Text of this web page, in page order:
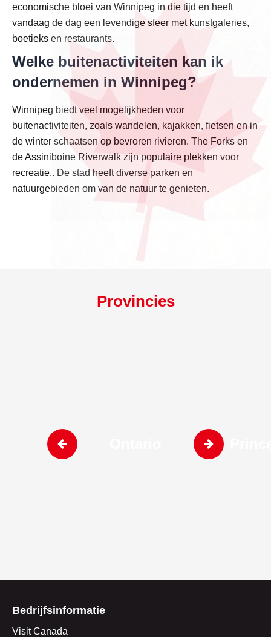
economische bloei van Winnipeg in die tijd en heeft
vandaag de dag een levendige sfeer met kunstgaleries,
boetieks en restaurants.
Welke buitenactiviteiten kan ik
ondernemen in Winnipeg?
Winnipeg biedt veel mogelijkheden voor
buitenactiviteiten, zoals wandelen, kajakken, fietsen en in
de winter schaatsen op bevroren rivieren. The Forks en
de Assiniboine Riverwalk zijn populaire plekken voor
recreatie,. De stad heeft diverse parken en
natuurgebieden om van de natuur te genieten.
Provincies
Bedrijfsinformatie
Visit Canada